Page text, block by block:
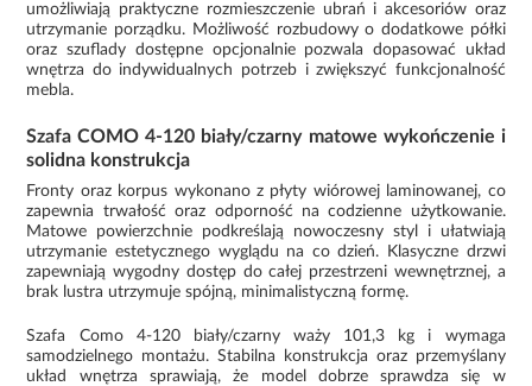
umożliwiają praktyczne rozmieszczenie ubrań i akcesoriów oraz
utrzymanie porządku. Możliwość rozbudowy o dodatkowe półki
oraz szuflady dostępne opcjonalnie pozwala dopasować układ
wnętrza do indywidualnych potrzeb i zwiększyć funkcjonalność
mebla.
Szafa COMO 4-120 biały/czarny matowe wykończenie i
solidna konstrukcja
Fronty oraz korpus wykonano z płyty wiórowej laminowanej, co
zapewnia trwałość oraz odporność na codzienne użytkowanie.
Matowe powierzchnie podkreślają nowoczesny styl i ułatwiają
utrzymanie estetycznego wyglądu na co dzień. Klasyczne drzwi
zapewniają wygodny dostęp do całej przestrzeni wewnętrznej, a
brak lustra utrzymuje spójną, minimalistyczną formę.
Szafa Como 4-120 biały/czarny waży 101,3 kg i wymaga
samodzielnego montażu. Stabilna konstrukcja oraz przemyślany
układ wnętrza sprawiają, że model dobrze sprawdza się w